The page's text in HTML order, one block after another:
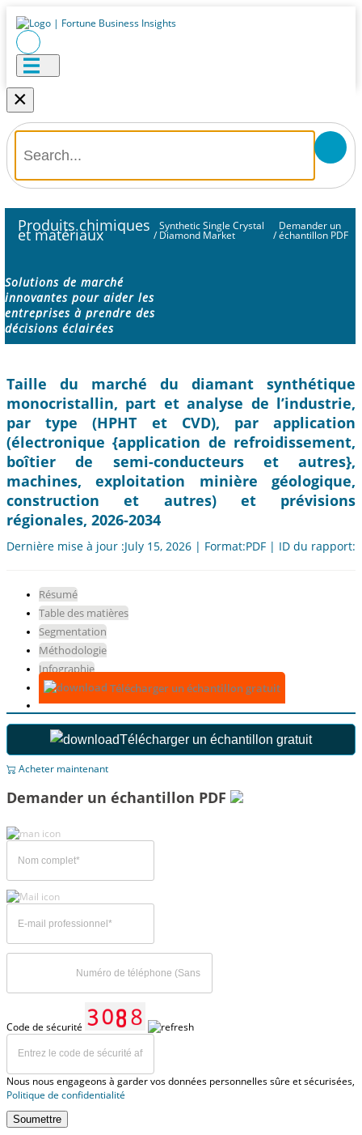
×
Produits chimiques
et matériaux /
Synthetic Single Crystal
Diamond Market /
Demander un
échantillon PDF
Solutions de marché
innovantes pour aider les
entreprises à prendre des
décisions éclairées
Taille du marché du diamant synthétique
monocristallin, part et analyse de l’industrie,
par type (HPHT et CVD), par application
(électronique {application de refroidissement,
boîtier de semi-conducteurs et autres},
machines, exploitation minière géologique,
construction et autres) et prévisions
régionales, 2026-2034
Dernière mise à jour :July 15, 2026 | Format:PDF | ID du rapport:
Résumé
Table des matières
Segmentation
Méthodologie
Infographie
Télécharger un échantillon gratuit
Télécharger un échantillon gratuit
Acheter maintenant
Demander un échantillon PDF
Code de sécurité
Nous nous engageons à garder vos données personnelles sûre et sécurisées,
Politique de confidentialité
Soumettre